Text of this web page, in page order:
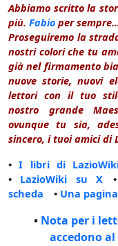
Abbiamo scritto la
più. Fabio per
Proseguiremo la
nostri colori che tu
già nel firmamento
nuove storie, nuovi
lettori con il tuo
nostro grande
ovunque tu sia,
sincero, i tuoi amici di
•I libri di
• LazioWiki su X •
scheda • Una
• Nota per i
accedono